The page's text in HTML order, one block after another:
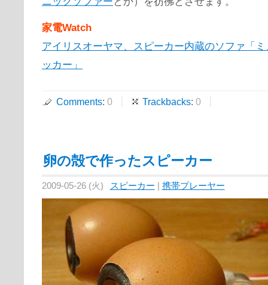
家電Watch
アイリスオーヤマ、スピーカー内蔵のソファ「
ッカー」
Comments: 0 Trackbacks: 0
卵の殻で作ったスピーカー
2009-05-26 (火) スピーカー 携帯プレーヤー